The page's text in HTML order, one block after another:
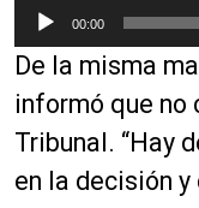
e
p
r
o
d
u
00:00
De la misma
informó que
Tribunal. “Hay
en la decisión